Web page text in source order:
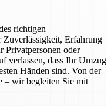
richtigen
Zuverlässigkeit, Erfahrung
Privatpersonen oder
verlassen, dass Ihr Umzug
Händen sind. Von der
– wir begleiten Sie mit